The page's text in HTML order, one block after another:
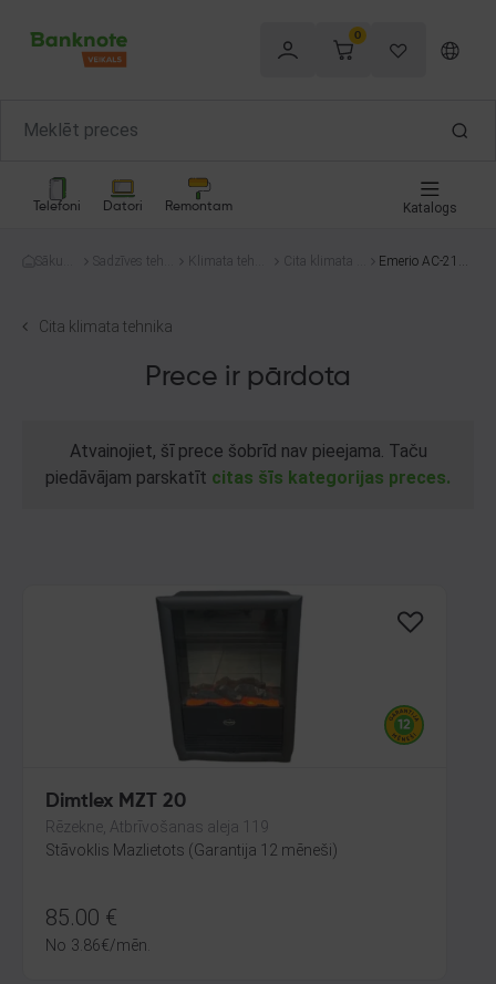
0
Telefoni Datori Remontam Katalogs
Sākum
Sadzīves tehni
Klimata tehni
Cita klimata te
Emerio AC-2129
Cita klimata tehnika
Prece ir pārdota
Atvainojiet, šī prece šobrīd nav pieejama. Taču
piedāvājam parskatīt citas šīs kategorijas preces.
Dimtlex MZT 20
Rēzekne, Atbrīvošanas aleja 119
Stāvoklis Mazlietots (Garantija 12 mēneši)
85.00 €
No 3.86€/mēn.